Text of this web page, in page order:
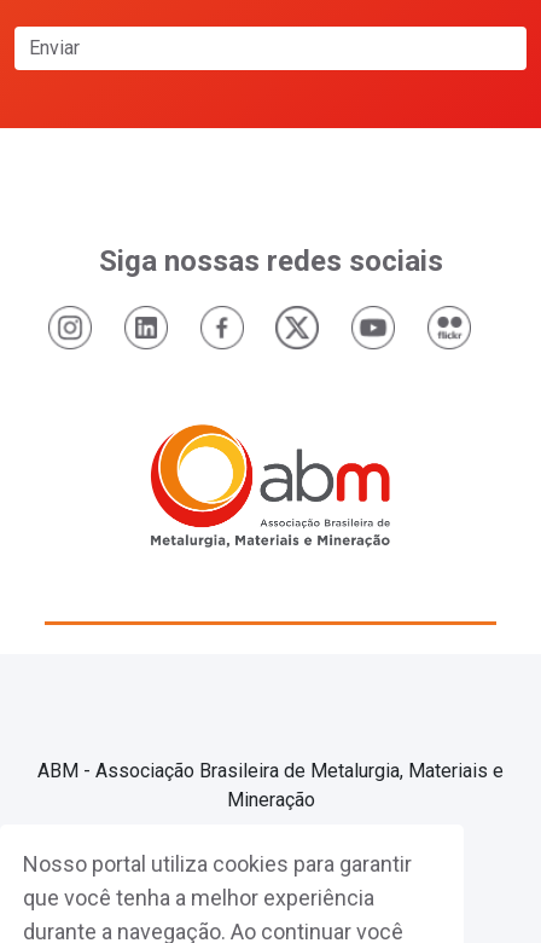
Nosso portal utiliza cookies para garantir
que você tenha a melhor experiência
durante a navegação. Ao continuar você
Enviar
Siga nossas redes sociais
ABM - Associação Brasileira de Metalurgia, Materiais e
Mineração
Associe-se